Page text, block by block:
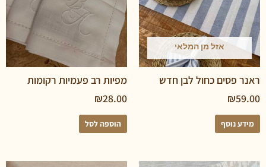
אזל מן המלאי
כחול לבן חדש
₪
מפיות רב פעמיות רקומות
₪
הוספה לסל